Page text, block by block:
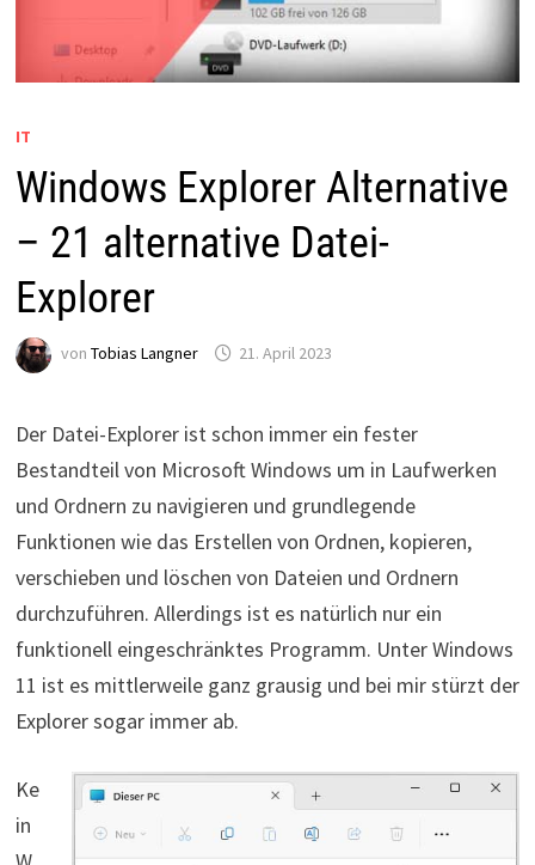
IT
Windows Explorer Alternative
– 21 alternative Datei-
Explorer
von Tobias Langner 21. April 2023
Der Datei-Explorer ist schon immer ein fester
Bestandteil von Microsoft Windows um in Laufwerken
und Ordnern zu navigieren und grundlegende
Funktionen wie das Erstellen von Ordnen, kopieren,
verschieben und löschen von Dateien und Ordnern
durchzuführen. Allerdings ist es natürlich nur ein
funktionell eingeschränktes Programm. Unter Windows
11 ist es mittlerweile ganz grausig und bei mir stürzt der
Explorer sogar immer ab.
Ke
in